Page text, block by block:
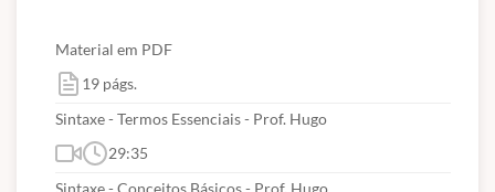
Material em PDF
19 págs.
Sintaxe - Termos Essenciais - Prof. Hugo
29:35
Sintaxe - Conceitos Básicos - Prof. Hugo